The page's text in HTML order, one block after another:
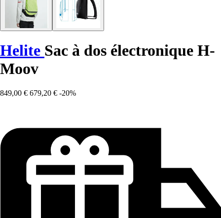
Helite Sac à dos électronique H-
Moov
849,00 € 679,20 € -20%